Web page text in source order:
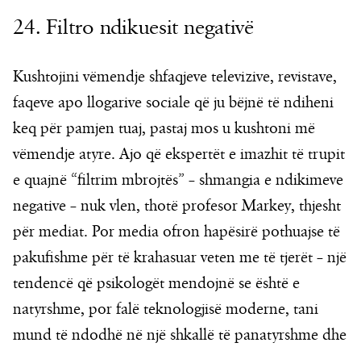
24. Filtro ndikuesit negativë
Kushtojini vëmendje shfaqjeve televizive, revistave,
faqeve apo llogarive sociale që ju bëjnë të ndiheni
keq për pamjen tuaj, pastaj mos u kushtoni më
vëmendje atyre. Ajo që ekspertët e imazhit të trupit
e quajnë “filtrim mbrojtës” – shmangia e ndikimeve
negative – nuk vlen, thotë profesor Markey, thjesht
për mediat. Por media ofron hapësirë pothuajse të
pakufishme për të krahasuar veten me të tjerët – një
tendencë që psikologët mendojnë se është e
natyrshme, por falë teknologjisë moderne, tani
mund të ndodhë në një shkallë të panatyrshme dhe